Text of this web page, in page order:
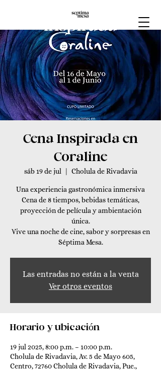
Cena Inspirada en
Coraline
sáb 19 de jul Cholula de Rivadavia
Una experiencia gastronómica inmersiva
Cena de 8 tiempos, bebidas temáticas,
proyección de película y ambientación
única.
Vive una noche de cine, sabor y sorpresas en
Séptima Mesa.
Las entradas no están a la venta
Ver otros eventos
Horario y ubicación
19 jul 2025, 8:00 p.m. – 10:00 p.m.
Cholula de Rivadavia, Av. 5 de Mayo 605,
Centro, 72760 Cholula de Rivadavia, Pue.,